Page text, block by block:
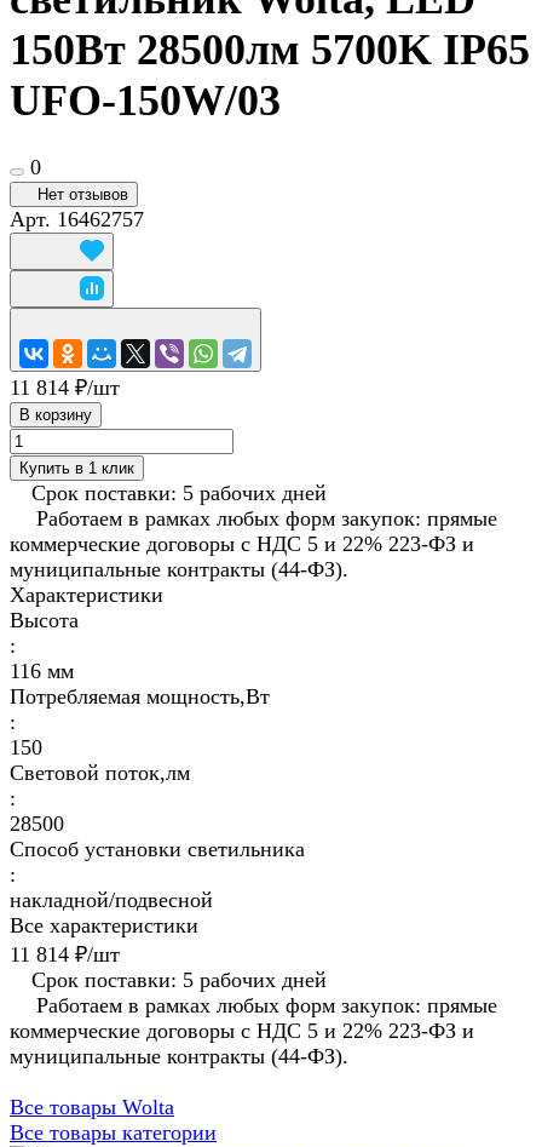
150Вт 28500лм 5700K IP65
UFO-150W/03
0
Нет отзывов
Арт. 16462757
11 814 ₽/шт
В корзину
Купить в 1 клик
Срок поставки: 5 рабочих дней
Работаем в рамках любых форм закупок: прямые
коммерческие договоры с НДС 5 и 22% 223-ФЗ и
муниципальные контракты (44-ФЗ).
Характеристики
Высота
:
116 мм
Потребляемая мощность,Вт
:
150
Световой поток,лм
:
28500
Способ установки светильника
:
накладной/подвесной
Все характеристики
11 814 ₽/шт
Срок поставки: 5 рабочих дней
Работаем в рамках любых форм закупок: прямые
коммерческие договоры с НДС 5 и 22% 223-ФЗ и
муниципальные контракты (44-ФЗ).
Все товары Wolta
Все товары категории